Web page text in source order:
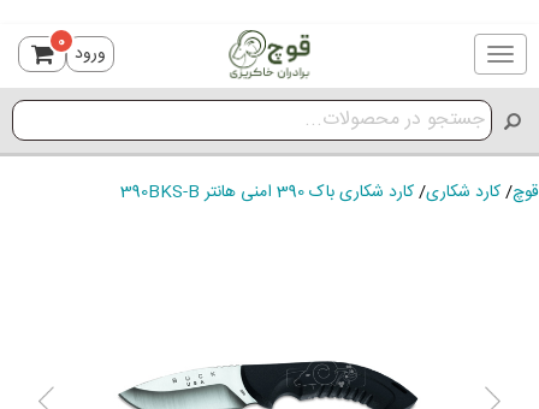
Toggle
navigation
ورود 0
قوچ/کارد شکاری/کارد شکاری باک 390 امنی هانتر 390BKS-B